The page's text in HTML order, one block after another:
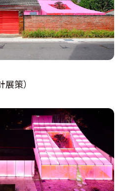
策）